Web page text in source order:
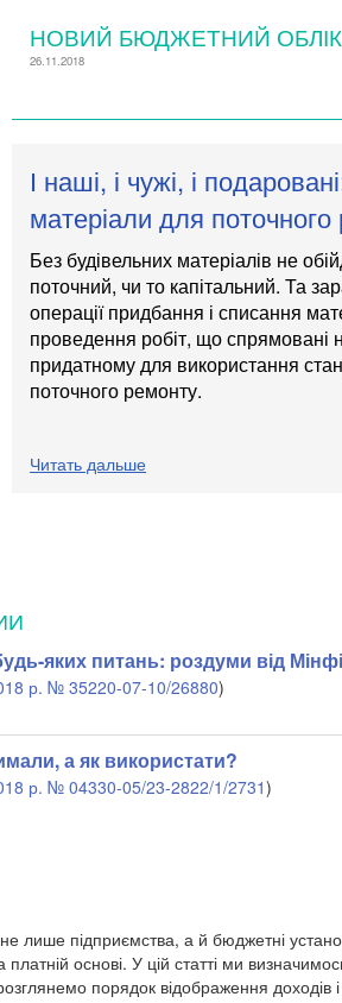
НОВИЙ БЮДЖЕТНИЙ ОБЛІК
26.11.2018
І наші, і чужі, і
матеріали для
Без будівельних матеріалів не
поточний, чи то капітальний. Та
операції придбання і списання
проведення робіт, що спрямовані
придатному для використання
поточного ремонту.
Читать дальше
яких питань: роздуми від
р. № 35220-07-10/26880)
а як використати?
р. № 04330-05/23-2822/1/2731)
лише підприємства, а й бюджетні
основі. У цій статті ми
порядок відображення доходів